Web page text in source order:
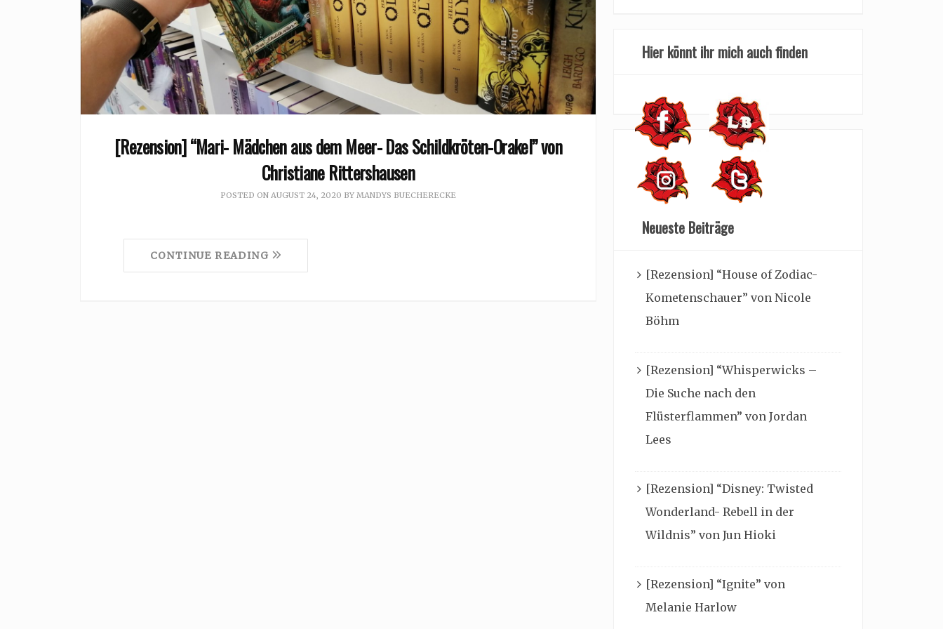
[Rezension] “Mari- Mädchen aus dem Meer- Das Schildkröten-Orakel” von
Christiane Rittershausen
POSTED ON AUGUST 24, 2020 BY MANDYS BUECHERECKE
CONTINUE READING
Hier könnt ihr mich auch finden
Neueste Beiträge
[Rezension] “House of Zodiac-
Kometenschauer” von Nicole
Böhm
[Rezension] “Whisperwicks –
Die Suche nach den
Flüsterflammen” von Jordan
Lees
[Rezension] “Disney: Twisted
Wonderland- Rebell in der
Wildnis” von Jun Hioki
[Rezension] “Ignite” von
Melanie Harlow